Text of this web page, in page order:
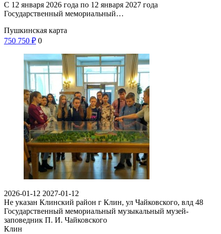
С 12 января 2026 года по 12 января 2027 года
Государственный мемориальный…
Пушкинская карта
750 750 ₽ 0
2026-01-12 2027-01-12
Не указан Клинский район г Клин, ул Чайковского, влд 48
Государственный мемориальный музыкальный музей-
заповедник П. И. Чайковского
Клин